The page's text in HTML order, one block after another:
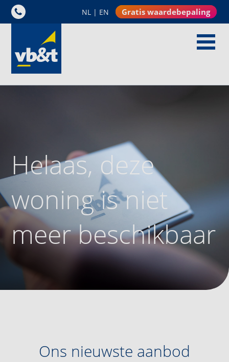
NL | EN Gratis waardebepaling
Helaas, deze
woning is niet
meer beschikbaar
Ons nieuwste aanbod